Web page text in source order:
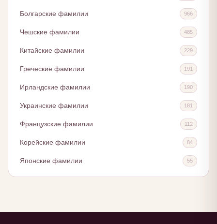
Болгарские фамилии 966
Чешские фамилии 485
Китайские фамилии 229
Греческие фамилии 191
Ирландские фамилии 190
Украинские фамилии 181
Французские фамилии 112
Корейские фамилии 84
Японские фамилии 55